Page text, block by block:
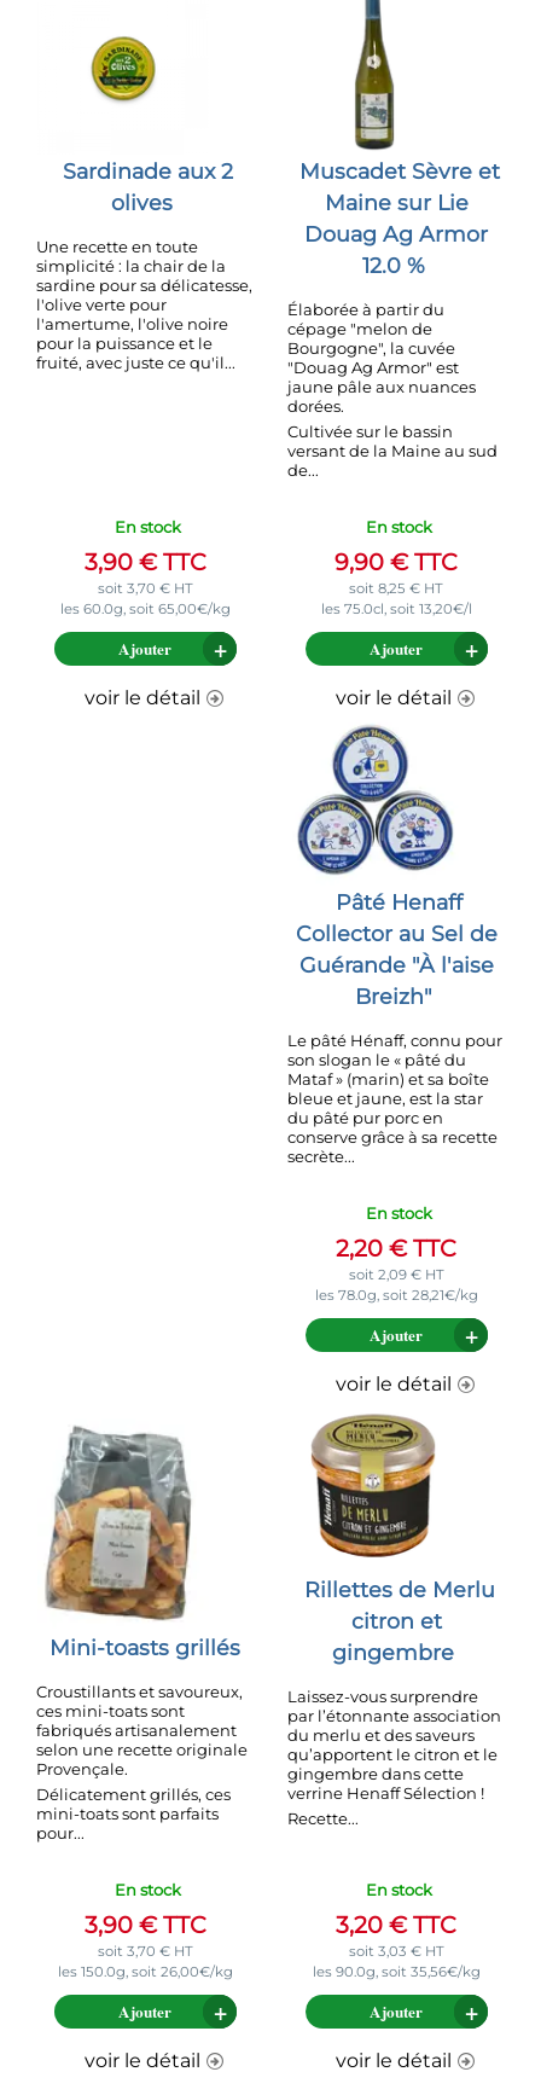
Sardinade aux 2
olives
Une recette en toute
simplicité : la chair de la
sardine pour sa délicatesse,
l'olive verte pour
l'amertume, l'olive noire
pour la puissance et le
fruité, avec juste ce qu'il...
En stock
3,90 €TTC
soit 3,70 €HT
les 60.0g, soit 65,00€/kg
Ajouter
voir le détail
Muscadet Sèvre et
Maine sur Lie
Douag Ag Armor
12.0 %
Élaborée à partir du
cépage "melon de
Bourgogne", la cuvée
"Douag Ag Armor" est
jaune pâle aux nuances
dorées.
Cultivée sur le bassin
versant de la Maine au sud
de...
En stock
9,90 €TTC
soit 8,25 € HT
les 75.0cl, soit 13,20€/l
Ajouter
voir le détail
Pâté Henaff
Collector au Sel de
Guérande "À l'aise
Breizh"
Le pâté Hénaff, connu pour
son slogan le « pâté du
Mataf » (marin) et sa boîte
bleue et jaune, est la star
du pâté pur porc en
conserve grâce à sa recette
secrète...
En stock
2,20 €TTC
soit 2,09 €HT
les 78.0g, soit 28,21€/kg
Ajouter
voir le détail
Mini-toasts grillés
Croustillants et savoureux,
ces mini-toats sont
fabriqués artisanalement
selon une recette originale
Provençale.
Délicatement grillés, ces
mini-toats sont parfaits
pour...
En stock
3,90 €TTC
soit 3,70 €HT
les 150.0g, soit 26,00€/kg
Ajouter
voir le détail
Rillettes de Merlu
citron et
gingembre
Laissez-vous surprendre
par l’étonnante association
du merlu et des saveurs
qu’apportent le citron et le
gingembre dans cette
verrine Henaff Sélection !
Recette...
En stock
3,20 €TTC
soit 3,03 €HT
les 90.0g, soit 35,56€/kg
Ajouter
voir le détail